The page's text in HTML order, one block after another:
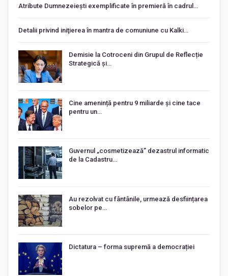
Atribute Dumnezeiești exemplificate în premieră în cadrul…
Detalii privind iniţierea în mantra de comuniune cu Kalki…
Demisie la Cotroceni din Grupul de Reflecție
Strategică și…
Cine amenință pentru 9 miliarde și cine tace
pentru un…
Guvernul „cosmetizează” dezastrul informatic
de la Cadastru…
Au rezolvat cu fântânile, urmează desființarea
sobelor pe…
Dictatura – forma supremă a democrației